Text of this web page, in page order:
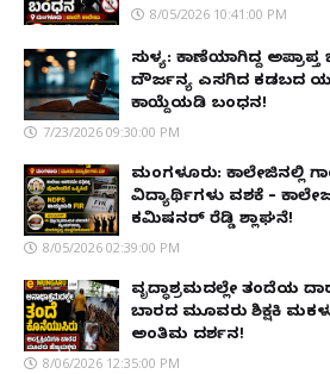
8/05/2026 10:41:00 PM
ಸುಳ್ಯ: ಕಾಣೆಯಾಗಿದ್ದ ಅಪ್ರಾಪ್ತ
ದೌರ್ಜನ್ಯ ಎಸಗಿದ ಕಡಬದ
ಕಾಯ್ದೆಯಡಿ ಬಂಧನ!
7/23/2026 09:30:00 PM
ಮಂಗಳೂರು: ಕಾಲೇಜಿನಲ್ಲಿ
ವಿದ್ಯಾರ್ಥಿಗಳು ವಶಕ್ಕೆ –
ಕಮಿಷನರ್ ರೆಡ್ಡಿ ಶ್ಲಾಘನೆ!
8/05/2026 02:39:00 PM
ವೃದ್ಧಾಶ್ರಮದಲ್ಲೇ ತಂದೆಯ
ಬಾರದ ಮೂವರು ಶಿಕ್ಷಕಿ
ಅಂತಿಮ ದರ್ಶನ!
8/06/2026 12:35:00 PM